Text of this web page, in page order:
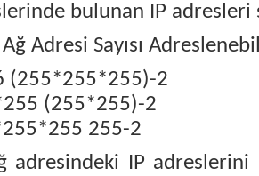
bulunan IP adresleri
Adresi Sayısı
(255*255*255)-2
(255*255)-2
255-2
adresindeki IP